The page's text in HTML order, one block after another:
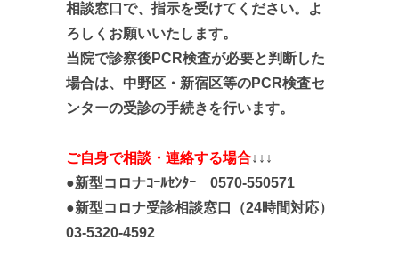
相談窓口で、指示を受けてください。よ
ろしくお願いいたします。
当院で診察後PCR検査が必要と判断した
場合は、中野区・新宿区等のPCR検査セ
ンターの受診の手続きを行います。
ご自身で相談・連絡する場合↓↓↓
●新型コロナｺｰﾙｾﾝﾀｰ 0570-550571
●新型コロナ受診相談窓口（24時間対応）
03-5320-4592